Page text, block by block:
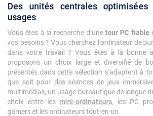
Des unités centrales
usages
Vous êtes à la recherche d’une tour PC fiable
vos besoins ? Vous cherchez l’ordinateur de
dans votre travail ? Vous êtes à la bonne
proposons un choix large et diversifié de
présentés dans cette sélection s’adaptent à
que soit pour des séances de jeux
multimédias, un usage bureautique de longue
choix entre les mini-ordinateurs, les PC
gamers et les ordinateurs tout-en-un.